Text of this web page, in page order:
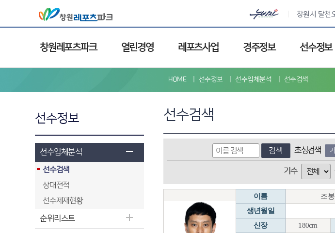
창원시 달천
창원레포츠파크 열린경영 레포츠사업 경주정보 선수정보
선수정보
선수입체분석
선수검색
상대전적
선수제재현황
순위리스트
HOME 선수정보 선수입체분석 선수검색
선수검색
검색 초성검색
기수
이름 조봉
생년월일
신장
180cm